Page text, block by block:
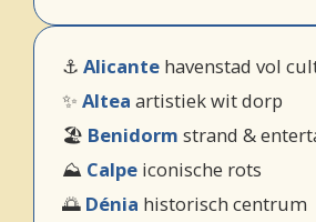
⚓ Alicante havenstad vol
✨ Altea artistiek wit dorp
🏖️ Benidorm strand &
⛰️ Calpe iconische rots
🌅 Dénia historisch centrum